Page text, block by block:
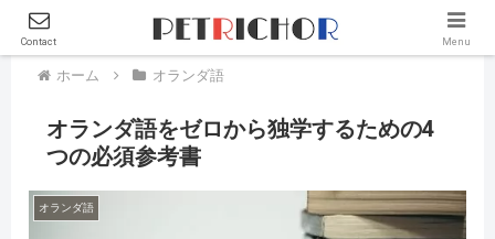
ホーム オランダ語
オランダ語をゼロから独学するための4
つの必須参考書
オランダ語
Contact Menu